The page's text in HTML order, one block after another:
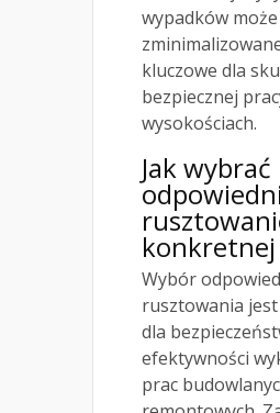
wypadków
kluczowe dla
bezpiecznej
wysokościach.
Jak wybrać
konkretnej
Wybór
rusztowania
dla
efektywności
prac